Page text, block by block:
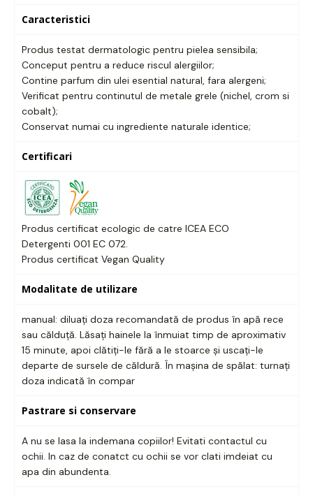
Caracteristici
Produs testat dermatologic pentru pielea sensibila;
Conceput pentru a reduce riscul alergiilor;
Contine parfum din ulei esential natural, fara alergeni;
Verificat pentru continutul de metale grele (nichel, crom si
cobalt);
Conservat numai cu ingrediente naturale identice;
Certificari
Produs certificat ecologic de catre ICEA ECO
Detergenti 001 EC 072.
Produs certificat Vegan Quality
Modalitate de utilizare
manual: diluați doza recomandată de produs în apă rece
sau călduță. Lăsați hainele la înmuiat timp de aproximativ
15 minute, apoi clătiți-le fără a le stoarce și uscați-le
departe de sursele de căldură. În mașina de spălat: turnați
doza indicată în compar
Pastrare si conservare
A nu se lasa la indemana copiilor! Evitati contactul cu
ochii. In caz de conatct cu ochii se vor clati imdeiat cu
apa din abundenta.